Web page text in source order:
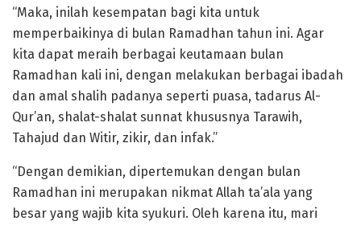
“Maka, inilah kesempatan bagi kita untuk
memperbaikinya di bulan Ramadhan tahun ini. Agar
kita dapat meraih berbagai keutamaan bulan
Ramadhan kali ini, dengan melakukan berbagai ibadah
dan amal shalih padanya seperti puasa, tadarus Al-
Qur’an, shalat-shalat sunnat khususnya Tarawih,
Tahajud dan Witir, zikir, dan infak.”
“Dengan demikian, dipertemukan dengan bulan
Ramadhan ini merupakan nikmat Allah ta’ala yang
besar yang wajib kita syukuri. Oleh karena itu, mari